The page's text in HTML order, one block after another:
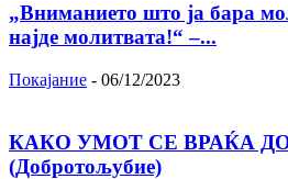
„Вниманието што jа бара
најде молитвата!“ –...
Покајание - 06/12/2023
КАКО УМОТ СЕ ВРАЌА
(Добротољубие)